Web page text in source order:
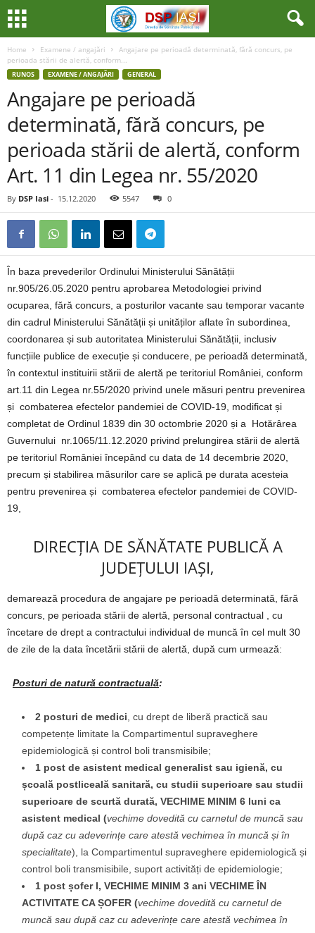
Home Examene / angajări
Angajare pe perioadă determinată, fără concurs, pe
perioada stării de alertă, conform...
RUNOS EXAMENE / ANGAJĂRI GENERAL
Angajare pe perioadă
determinată, fără concurs, pe
perioada stării de alertă, conform
Art. 11 din Legea nr. 55/2020
By DSP Iasi - 15.12.2020 5547 0
În baza prevederilor Ordinului Ministerului Sănătății
nr.905/26.05.2020 pentru aprobarea Metodologiei privind
ocuparea, fără concurs, a posturilor vacante sau temporar vacante
din cadrul Ministerului Sănătății și unităților aflate în subordinea,
coordonarea și sub autoritatea Ministerului Sănătății, inclusiv
funcțiile publice de execuție și conducere, pe perioadă determinată,
în contextul instituirii stării de alertă pe teritoriul României, conform
art.11 din Legea nr.55/2020 privind unele măsuri pentru prevenirea
și combaterea efectelor pandemiei de COVID-19, modificat și
completat de Ordinul 1839 din 30 octombrie 2020 și a Hotărârea
Guvernului nr.1065/11.12.2020 privind prelungirea stării de alertă
pe teritoriul României începând cu data de 14 decembrie 2020,
precum și stabilirea măsurilor care se aplică pe durata acesteia
pentru prevenirea și combaterea efectelor pandemiei de COVID-
19,
DIRECȚIA DE SĂNĂTATE PUBLICĂ A
JUDEȚULUI IAȘI,
demarează procedura de angajare pe perioadă determinată, fără
concurs, pe perioada stării de alertă, personal contractual , cu
încetare de drept a contractului individual de muncă în cel mult 30
de zile de la data încetării stării de alertă, după cum urmează:
Posturi de natură contractuală:
2 posturi de medici , cu drept de liberă practică sau
competențe limitate la Compartimentul supraveghere
epidemiologică și control boli transmisibile;
1 post de asistent medical generalist sau igienă, cu
școală postliceală sanitară, cu studii superioare sau studii
superioare de scurtă durată, VECHIME MINIM 6 luni ca
asistent medical (vechime dovedită cu carnetul de muncă sau
după caz cu adeverințe care atestă vechimea în muncă și în
specialitate), la Compartimentul supraveghere epidemiologică și
control boli transmisibile, suport activități de epidemiologie;
1 post șofer I, VECHIME MINIM 3 ani VECHIME ÎN
ACTIVITATE CA ȘOFER (vechime dovedită cu carnetul de
muncă sau după caz cu adeverințe care atestă vechimea în